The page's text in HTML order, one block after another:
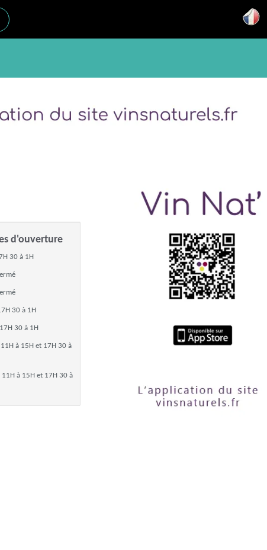
d'ouverture
30 à 1H
30 à 1H
17H 30 à 1H
11H à 15H et 17H 30 à
11H à 15H et 17H 30 à